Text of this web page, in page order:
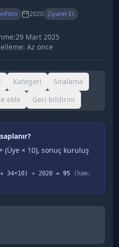
2020 Ziyaret Et
29 Mart 2025
Az önce
Kategori
Sıralama
ekle Geri bildirim
(Üye × 10), sonuç kuruluş
34×10) ÷ 2020 = 95 (ham: